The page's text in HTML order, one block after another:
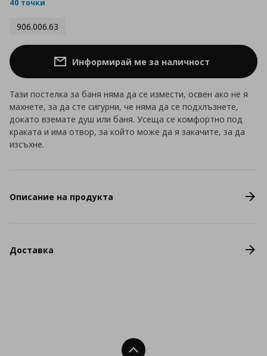
40 точки
906.006.63
Информирай ме за наличност
Тази постелка за баня няма да се измести, освен ако не я
махнете, за да сте сигурни, че няма да се подхлъзнете,
докато вземате душ или баня. Усеща се комфортно под
краката и има отвор, за който може да я закачите, за да
изсъхне.
Описание на продукта
Доставка
Нагоре